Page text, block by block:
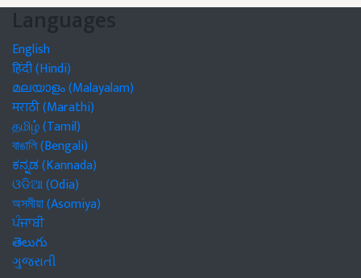
Languages
English
हिंदी (Hindi)
മലയാളം (Malayalam)
मराठी (Marathi)
தமிழ் (Tamil)
বাঙালি (Bengali)
ಕನ್ನಡ (Kannada)
ଓଡିଆ (Odia)
অসমীয়া (Asomiya)
ਪੰਜਾਬੀ
తెలుగు
ગુજરાતી